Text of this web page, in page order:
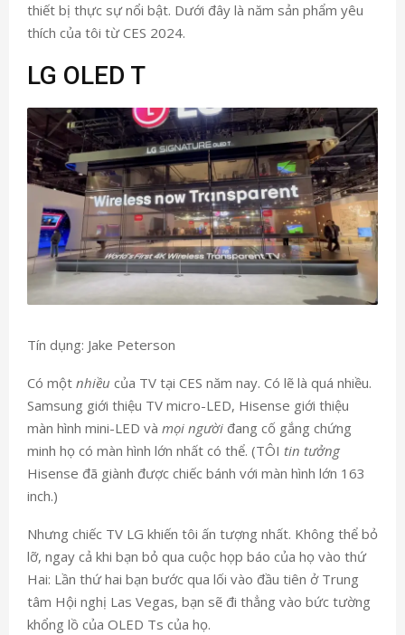
thiết bị thực sự nổi bật. Dưới đây là năm sản phẩm yêu
thích của tôi từ CES 2024.
LG OLED T
Tín dụng: Jake Peterson
Có một nhiều của TV tại CES năm nay. Có lẽ là quá nhiều.
Samsung giới thiệu TV micro-LED, Hisense giới thiệu
màn hình mini-LED và mọi người đang cố gắng chứng
minh họ có màn hình lớn nhất có thể. (TÔI tin tưởng
Hisense đã giành được chiếc bánh với màn hình lớn 163
inch.)
Nhưng chiếc TV LG khiến tôi ấn tượng nhất. Không thể bỏ
lỡ, ngay cả khi bạn bỏ qua cuộc họp báo của họ vào thứ
Hai: Lần thứ hai bạn bước qua lối vào đầu tiên ở Trung
tâm Hội nghị Las Vegas, bạn sẽ đi thẳng vào bức tường
khổng lồ của OLED Ts của họ.